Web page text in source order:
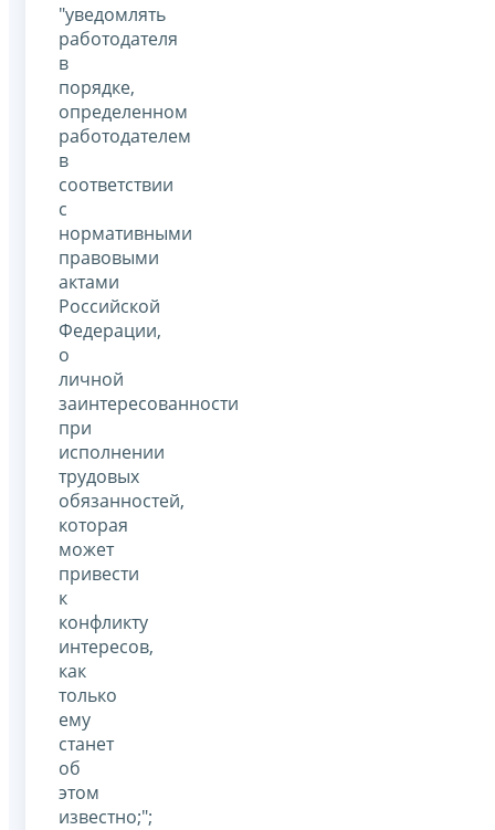
"уведомлять
работодателя
в
порядке,
определенном
работодателем
в
соответствии
с
нормативными
правовыми
актами
Российской
Федерации,
о
личной
заинтересованности
при
исполнении
трудовых
обязанностей,
которая
может
привести
к
конфликту
интересов,
как
только
ему
станет
об
этом
известно;";